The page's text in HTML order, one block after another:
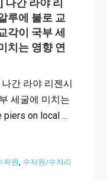
나간 라야 리
루에 불로 교
각이 국부 세
치는 영향 연
나간 라야 리젠시
세굴에 미치는
on local ...
자원, 수자원/수처리